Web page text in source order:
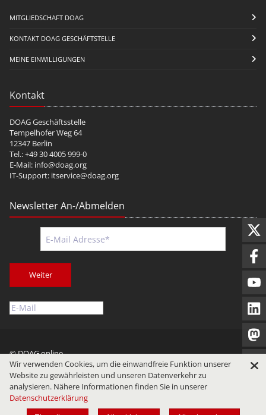
MITGLIEDSCHAFT DOAG
KONTAKT DOAG GESCHÄFTSTELLE
MEINE EINWILLIGUNGEN
Kontakt
DOAG Geschäftsstelle
Tempelhofer Weg 64
12347 Berlin
Tel.: +49 30 4005 999-0
E-Mail: info@doag.org
IT-Support: itservice@doag.org
Newsletter An-/Abmelden
Weiter
© DOAG online
Impressum
Datenschutz Nutzungsbedingungen
Wir verwenden Cookies, um die einwandfreie Funktion unserer
Website zu gewährleisten und unseren Datenverkehr zu
analysieren. Nähere Informationen finden Sie in unserer
Datenschutzerklärung